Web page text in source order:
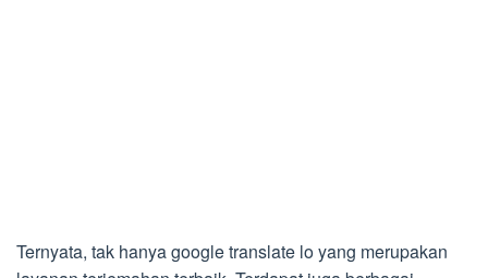
Ternyata, tak hanya google translate lo yang merupakan